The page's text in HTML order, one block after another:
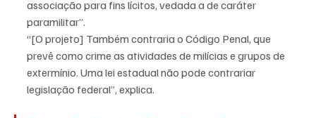
associação para fins lícitos, vedada a de caráter
paramilitar”.
“[O projeto] Também contraria o Código Penal, que
prevê como crime as atividades de milícias e grupos de
extermínio. Uma lei estadual não pode contrariar
legislação federal”, explica.